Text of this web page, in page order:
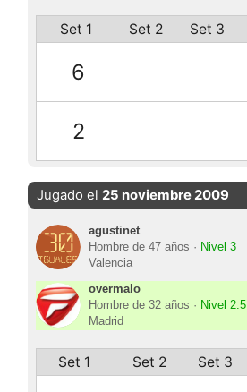
Set 1 Set 2 Set 3
6
2
Jugado el 25 noviembre 2009
agustinet
Hombre de 47 años · Nivel 3
Valencia
overmalo
Hombre de 32 años · Nivel 2.5
Madrid
Set 1 Set 2 Set 3